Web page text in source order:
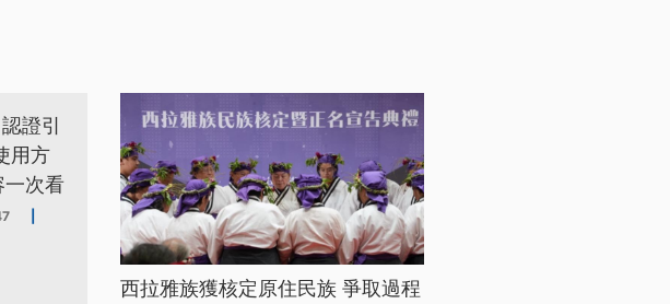
證引
用方
一次看
西拉雅族獲核定原住民族 爭取過程